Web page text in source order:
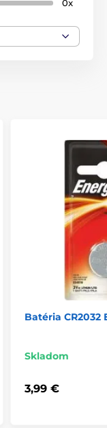
0x
Batéria CR2032
Skladom
3,99 €